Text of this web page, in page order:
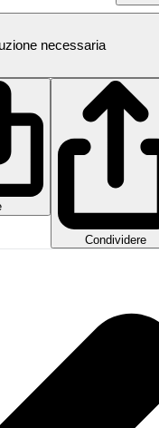
necessaria
Condividere